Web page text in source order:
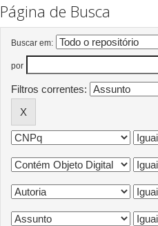
Página de Busca
Buscar em:
por
Filtros correntes: